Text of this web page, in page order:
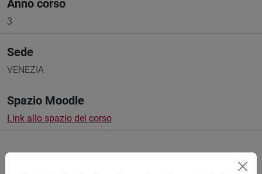
Anno corso
3
Sede
VENEZIA
Spazio Moodle
Link allo spazio del corso